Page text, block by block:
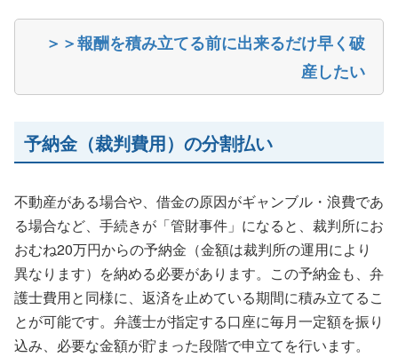
＞＞報酬を積み立てる前に出来るだけ早く破
産したい
予納金（裁判費用）の分割払い
不動産がある場合や、借金の原因がギャンブル・浪費であ
る場合など、手続きが「管財事件」になると、裁判所にお
おむね20万円からの予納金（金額は裁判所の運用により
異なります）を納める必要があります。この予納金も、弁
護士費用と同様に、返済を止めている期間に積み立てるこ
とが可能です。弁護士が指定する口座に毎月一定額を振り
込み、必要な金額が貯まった段階で申立てを行います。